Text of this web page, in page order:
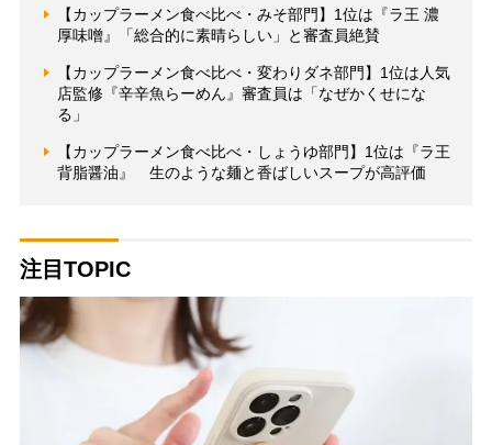
【カップラーメン食べ比べ・みそ部門】1位は『ラ王 濃
厚味噌』「総合的に素晴らしい」と審査員絶賛
【カップラーメン食べ比べ・変わりダネ部門】1位は人気
店監修『辛辛魚らーめん』審査員は「なぜかくせにな
る」
【カップラーメン食べ比べ・しょうゆ部門】1位は『ラ王
背脂醤油』 生のような麺と香ばしいスープが高評価
注目TOPIC